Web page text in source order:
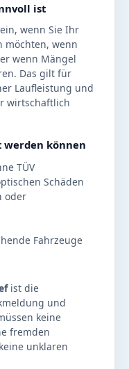
ist
wenn Sie Ihr
möchten, wenn
wenn Mängel
Das gilt für
Laufleistung und
wirtschaftlich
werden können
TÜV
Schäden
oder
Fahrzeuge
ist die
und
keine
fremden
unklaren